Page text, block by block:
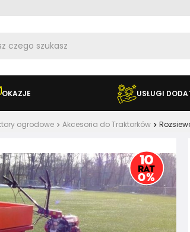
OKAZJE USŁUGI
ogrodowe Akcesoria do Traktorków